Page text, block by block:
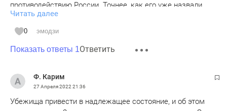
противодействию России. Точнее, как его уже назвали,
создали антироссийскую коалицию и штаб борьбы с
Россией. Цели тоже обозначили, это коалиция будет
существовать, пока будет существовать Россия как
государство. Так примерно и обозначена цель создания
эту встречу как аналог тегеранской конференции. Было
также принято решение о ежемесячном выделении
в эту сумму, деньги на восстановление Украины и деньги
Читать далее
0 эмодзи
Показать ответы 1Ответить
Ф. Карим
27 Апреля 2022 21:36
Убежища привести в надлежащее состояние, и об этом